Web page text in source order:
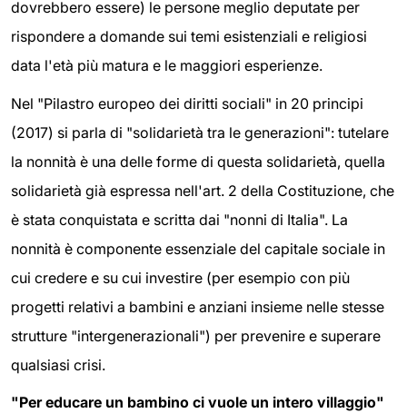
dovrebbero essere) le persone meglio deputate per
rispondere a domande sui temi esistenziali e religiosi
data l'età più matura e le maggiori esperienze.
Nel "Pilastro europeo dei diritti sociali" in 20 principi
(2017) si parla di "solidarietà tra le generazioni": tutelare
la nonnità è una delle forme di questa solidarietà, quella
solidarietà già espressa nell'art. 2 della Costituzione, che
è stata conquistata e scritta dai "nonni di Italia". La
nonnità è componente essenziale del capitale sociale in
cui credere e su cui investire (per esempio con più
progetti relativi a bambini e anziani insieme nelle stesse
strutture "intergenerazionali") per prevenire e superare
qualsiasi crisi.
"Per educare un bambino ci vuole un intero villaggio"